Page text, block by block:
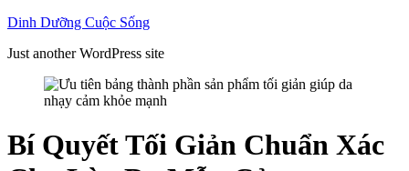
Skip
content
Dinh Dưỡng Cuộc Sống
Just another WordPress site
Bí Quyết Tối Giản Chuẩn Xác